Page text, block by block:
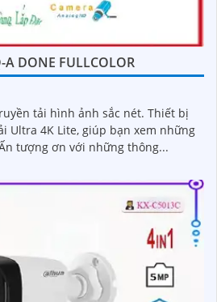
A DONE FULLCOLOR
tải hình ảnh sắc nét. Thiết bị
Ultra 4K Lite, giúp bạn xem những
ảnh rõ nét, chi tiết. Ấn tượng ơn với những thông...